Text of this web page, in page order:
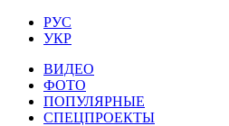
РУС
УКР
ВИДЕО
ФОТО
ПОПУЛЯРНЫЕ
СПЕЦПРОЕКТЫ